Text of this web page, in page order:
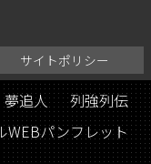
サイトポリシー
夢追人
列強列伝
WEBパンフレット